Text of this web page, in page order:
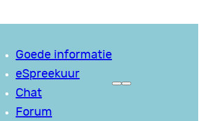
Goede informatie
eSpreekuur
Chat
Forum